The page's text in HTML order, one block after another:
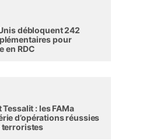
débloquent 242
pour
en RDC
: les FAMa
d’opérations réussies
terroristes